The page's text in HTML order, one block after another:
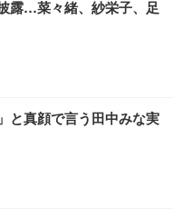
スクチェア 疲れない テレ
スト 30度ロッキング機
ト 90度跳ね上げ式アーム
ェア (ブラック)
スクチェア 疲れない テレ
スト 30度ロッキング機
ト 90度跳ね上げ式アーム
ニター DualSense 充電
27インチ 液晶モニタ
VA 非光沢 HDMI/DisplayP
さ調整 スイベル VESA対
ムツ L 中型犬用 26枚入
シック) 【Amazon.co.jp
スオーヤマ ペットシーツ
入 (x 1) (ケース販売)
露…菜々緒、紗栄子、足
と真顔で言う田中みな実